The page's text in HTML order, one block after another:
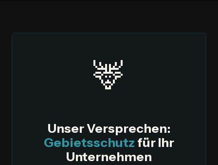
🦌
Unser Versprechen:
Gebietsschutz für Ihr
Unternehmen